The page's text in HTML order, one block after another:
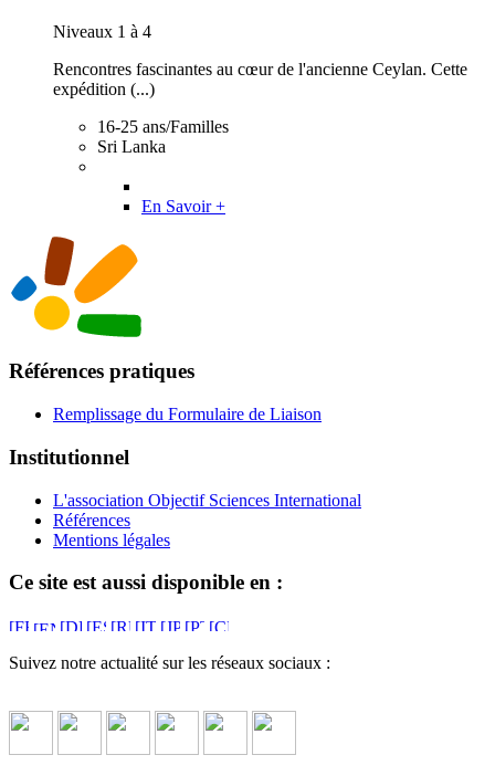
Niveaux 1 à 4
Rencontres fascinantes au cœur de l'ancienne Ceylan. Cette
expédition (...)
16-25 ans/Familles
Sri Lanka
En Savoir +
Références pratiques
Remplissage du Formulaire de Liaison
Institutionnel
L'association Objectif Sciences International
Références
Mentions légales
Ce site est aussi disponible en :
Suivez notre actualité sur les réseaux sociaux :